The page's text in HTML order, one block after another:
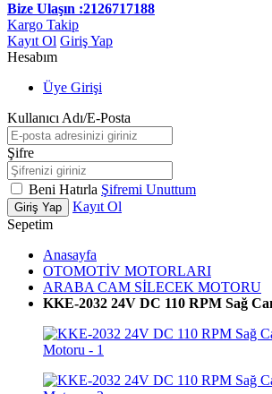
Bize Ulaşın :2126717188
Kargo Takip
Kayıt Ol Giriş Yap
Hesabım
Üye Girişi
Kullanıcı Adı/E-Posta
Şifre
Beni Hatırla Şifremi Unuttum
Giriş Yap
Kayıt Ol
Sepetim
Anasayfa
OTOMOTİV MOTORLARI
ARABA CAM SİLECEK MOTORU
KKE-2032 24V DC 110 RPM Sağ